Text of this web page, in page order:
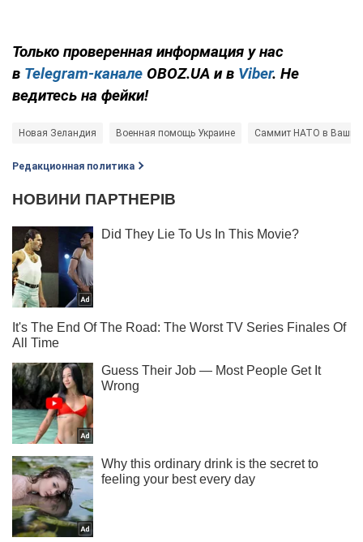
Только проверенная информация у нас
в Telegram-канале OBOZ.UA и в Viber. Не
ведитесь на фейки!
Новая Зеландия Военная помощь Украине Саммит НАТО в
Редакционная политика